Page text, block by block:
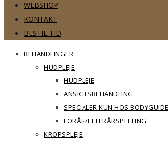
WEBSHOP
KONTAKT
BESTIL TID
BEHANDLINGER
HUDPLEJE
HUDPLEJE
ANSIGTSBEHANDLING
SPECIALER KUN HOS BODYGUIDE
FORÅR/EFTERÅRSPEELING
KROPSPLEJE